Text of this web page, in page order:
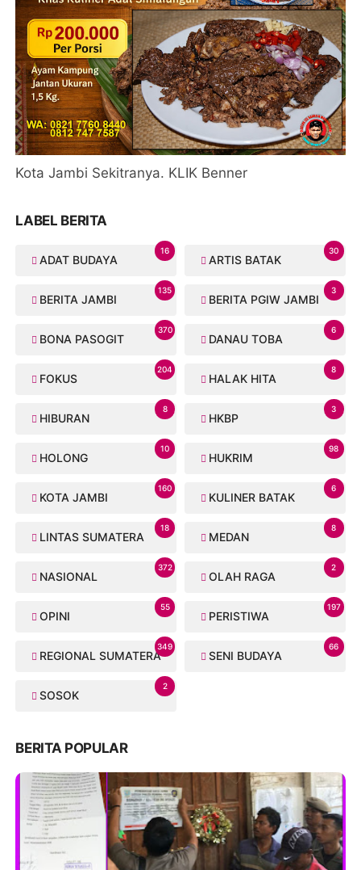
Kota Jambi Sekitranya. KLIK Benner
LABEL BERITA
ADAT BUDAYA
16
ARTIS BATAK
30
BERITA JAMBI
135
BERITA PGIW JAMBI
3
BONA PASOGIT
370
DANAU TOBA
6
FOKUS
204
HALAK HITA
8
HIBURAN
8
HKBP
3
HOLONG
10
HUKRIM
98
KOTA JAMBI
160
KULINER BATAK
6
LINTAS SUMATERA
18
MEDAN
8
NASIONAL
372
OLAH RAGA
2
OPINI
55
PERISTIWA
197
REGIONAL SUMATERA
349
SENI BUDAYA
66
SOSOK
2
BERITA POPULAR